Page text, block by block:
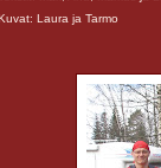
Laura ja Tarmo